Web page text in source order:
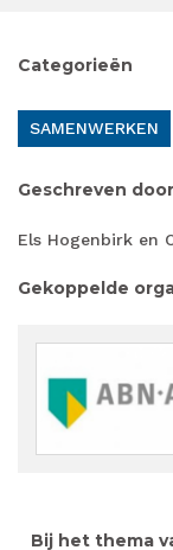
Categorieën
SAMENWERKEN
Geschreven door
Els Hogenbirk en
Gekoppelde
Bij het thema